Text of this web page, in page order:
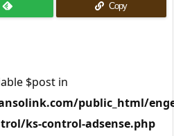
Copy
$post in
public_html/
ks-control-adsense.php